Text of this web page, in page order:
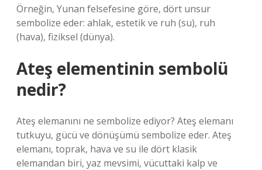
Örneğin, Yunan felsefesine göre, dört unsur
sembolize eder: ahlak, estetik ve ruh (su), ruh
(hava), fiziksel (dünya).
Ateş elementinin sembolü
nedir?
Ateş elemanını ne sembolize ediyor? Ateş elemanı
tutkuyu, gücü ve dönüşümü sembolize eder. Ateş
elemanı, toprak, hava ve su ile dört klasik
elemandan biri, yaz mevsimi, vücuttaki kalp ve